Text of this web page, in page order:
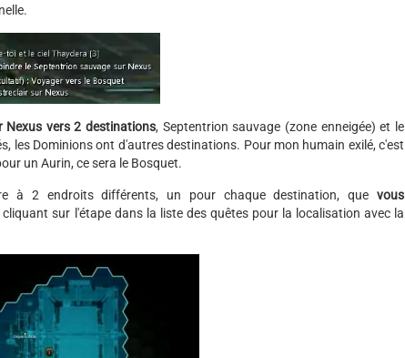
Nexus vers 2 destinations, Septentrion sauvage (zone enneigée) et le
les Dominions ont d'autres destinations. Pour mon humain exilé, c'est
un Aurin, ce sera le Bosquet.
à 2 endroits différents, un pour chaque destination, que vous
sur l'étape dans la liste des quêtes pour la localisation avec la